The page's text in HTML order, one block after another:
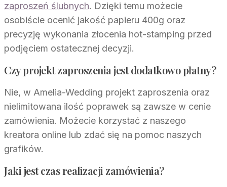
zaproszeń ślubnych. Dzięki temu możecie
osobiście ocenić jakość papieru 400g oraz
precyzję wykonania złocenia hot-stamping przed
podjęciem ostatecznej decyzji.
Czy projekt zaproszenia jest dodatkowo płatny?
Nie, w Amelia-Wedding projekt zaproszenia oraz
nielimitowana ilość poprawek są zawsze w cenie
zamówienia. Możecie korzystać z naszego
kreatora online lub zdać się na pomoc naszych
grafików.
Jaki jest czas realizacji zamówienia?